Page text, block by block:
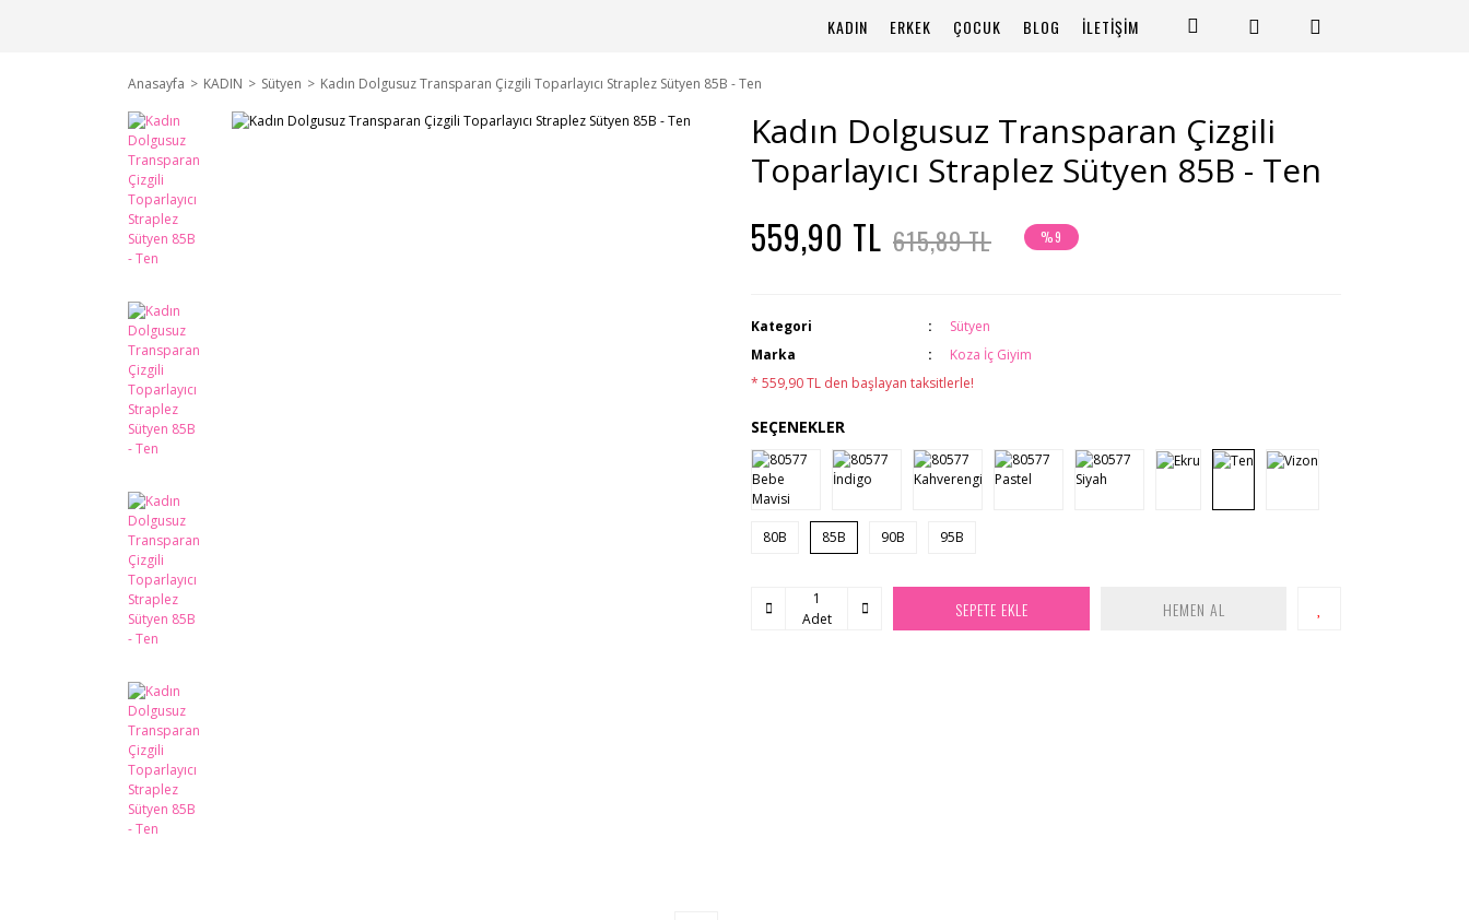
KADIN ERKEK ÇOCUK BLOG İLETİŞİM
Anasayfa KADIN Sütyen Kadın Dolgusuz Transparan Çizgili Toparlayıcı Straplez Sütyen 85B - Ten
Kadın Dolgusuz Transparan Çizgili
Toparlayıcı Straplez Sütyen 85B - Ten
559,90 TL 615,89 TL %9
Kategori
Sütyen
Marka
Koza İç Giyim
* 559,90 TL den başlayan taksitlerle!
SEÇENEKLER
80B 85B 90B 95B
Adet SEPETE EKLE HEMEN AL